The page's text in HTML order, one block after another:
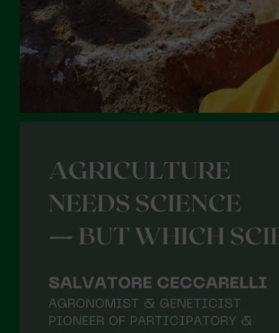
Febbraio 2022
Gennaio 2022
Dicembre 2021
Novembre 2021
Settembre 2021
Agosto 2021
Luglio 2021
Aprile 2021